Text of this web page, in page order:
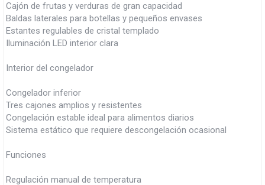
Cajón de frutas y verduras de gran capacidad
Baldas laterales para botellas y pequeños envases
Estantes regulables de cristal templado
Iluminación LED interior clara
Interior del congelador
Congelador inferior
Tres cajones amplios y resistentes
Congelación estable ideal para alimentos diarios
Sistema estático que requiere descongelación ocasional
Funciones
Regulación manual de temperatura